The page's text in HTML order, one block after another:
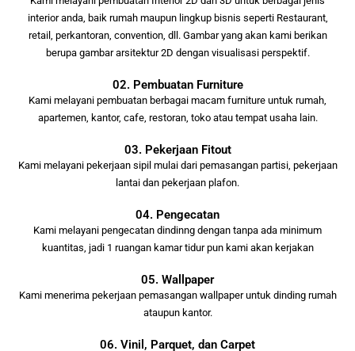
interior anda, baik rumah maupun lingkup bisnis seperti Restaurant,
retail, perkantoran, convention, dll. Gambar yang akan kami berikan
berupa gambar arsitektur 2D dengan visualisasi perspektif.
02. Pembuatan Furniture
Kami melayani pembuatan berbagai macam furniture untuk rumah,
apartemen, kantor, cafe, restoran, toko atau tempat usaha lain.
03. Pekerjaan Fitout
Kami melayani pekerjaan sipil mulai dari pemasangan partisi, pekerjaan
lantai dan pekerjaan plafon.
04. Pengecatan
Kami melayani pengecatan dindinng dengan tanpa ada minimum
kuantitas, jadi 1 ruangan kamar tidur pun kami akan kerjakan
05. Wallpaper
Kami menerima pekerjaan pemasangan wallpaper untuk dinding rumah
ataupun kantor.
06. Vinil, Parquet, dan Carpet